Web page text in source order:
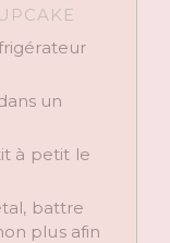
un
à petit le
battre
plus afin